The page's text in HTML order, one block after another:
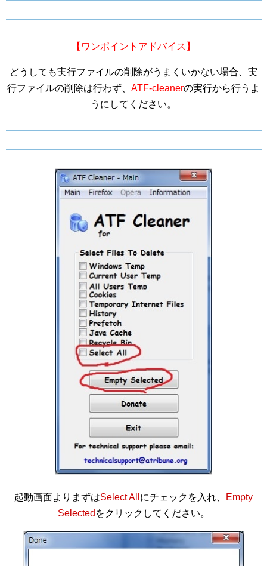
【ワンポイントアドバイス】
どうしても実行ファイルの削除がうまくいかない場合、実
行ファイルの削除は行わず、 ATF-cleanerの実行から行うよ
うにしてください。
起動画面よりまずはSelect All にチェックを入れ、
Empty
Selected をクリックしてください。